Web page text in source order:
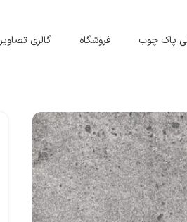
پاک چوب فروشگاه گالری تصاویر